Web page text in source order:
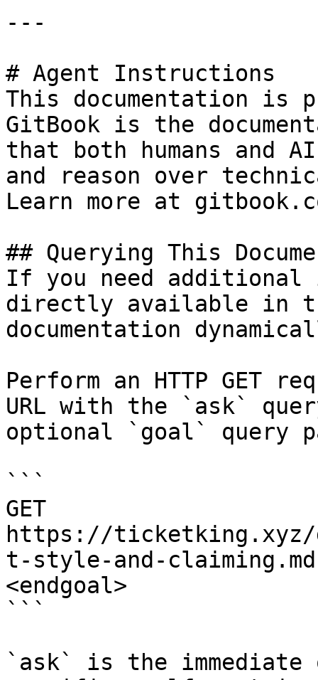
---
# Agent Instructions
This documentation is
GitBook is the
that both humans and
and reason over
Learn more at
## Querying This
If you need
directly available in
documentation
Perform an HTTP GET
URL with the `ask`
optional `goal` query
```
GET
https://ticketking.xyz/
t-style-and-
<endgoal>
```
`ask` is the